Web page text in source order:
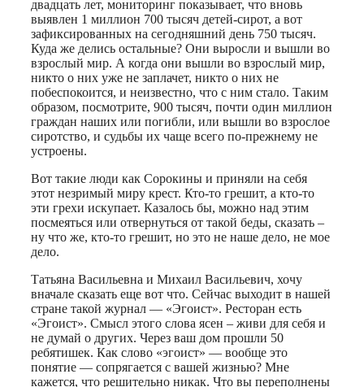
двадцать лет, мониторинг показывает, что вновь
выявлен 1 миллион 700 тысяч детей-сирот, а вот
зафиксированных на сегодняшний день 750 тысяч.
Куда же делись остальные? Они выросли и вышли во
взрослый мир. А когда они вышли во взрослый мир,
никто о них уже не заплачет, никто о них не
побеспокоится, и неизвестно, что с ним стало. Таким
образом, посмотрите, 900 тысяч, почти один миллион
граждан наших или погибли, или вышли во взрослое
сиротство, и судьбы их чаще всего по-прежнему не
устроены.
Вот такие люди как Сорокины и приняли на себя
этот незримый миру крест. Кто-то грешит, а кто-то
эти грехи искупает. Казалось бы, можно над этим
посмеяться или отвернуться от такой беды, сказать –
ну что же, кто-то грешит, но это не наше дело, не мое
дело.
Татьяна Васильевна и Михаил Васильевич, хочу
вначале сказать еще вот что. Сейчас выходит в нашей
стране такой журнал — «Эгоист». Ресторан есть
«Эгоист». Смысл этого слова ясен – живи для себя и
не думай о других. Через ваш дом прошли 50
ребятишек. Как слово «эгоист» — вообще это
понятие — сопрягается с вашей жизнью? Мне
кажется, что решительно никак. Что вы переполнены